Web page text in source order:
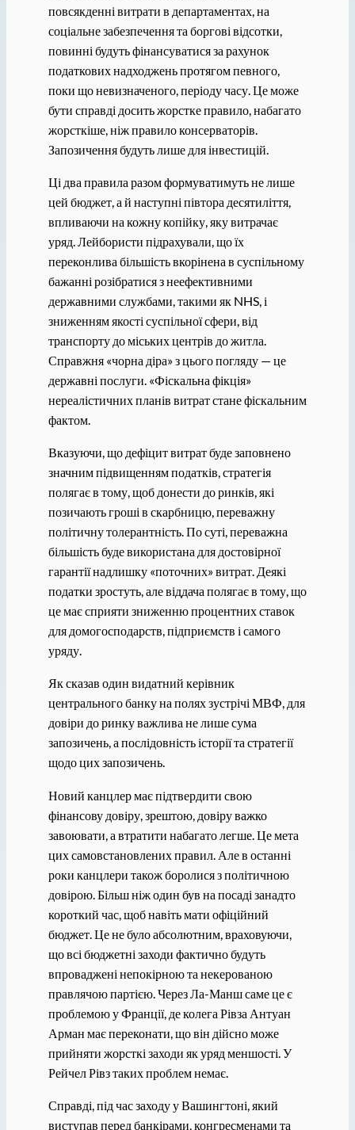
повсякденні витрати в департаментах, на
соціальне забезпечення та боргові відсотки,
повинні будуть фінансуватися за рахунок
податкових надходжень протягом певного,
поки що невизначеного, періоду часу. Це може
бути справді досить жорстке правило, набагато
жорсткіше, ніж правило консерваторів.
Запозичення будуть лише для інвестицій.
Ці два правила разом формуватимуть не лише
цей бюджет, а й наступні півтора десятиліття,
впливаючи на кожну копійку, яку витрачає
уряд. Лейбористи підрахували, що їх
переконлива більшість вкорінена в суспільному
бажанні розібратися з неефективними
державними службами, такими як NHS, і
зниженням якості суспільної сфери, від
транспорту до міських центрів до житла.
Справжня «чорна діра» з цього погляду — це
державні послуги. «Фіскальна фікція»
нереалістичних планів витрат стане фіскальним
фактом.
Вказуючи, що дефіцит витрат буде заповнено
значним підвищенням податків, стратегія
полягає в тому, щоб донести до ринків, які
позичають гроші в скарбницю, переважну
політичну толерантність. По суті, переважна
більшість буде використана для достовірної
гарантії надлишку «поточних» витрат. Деякі
податки зростуть, але віддача полягає в тому, що
це має сприяти зниженню процентних ставок
для домогосподарств, підприємств і самого
уряду.
Як сказав один видатний керівник
центрального банку на полях зустрічі МВФ, для
довіри до ринку важлива не лише сума
запозичень, а послідовність історії та стратегії
щодо цих запозичень.
Новий канцлер має підтвердити свою
фінансову довіру, зрештою, довіру важко
завоювати, а втратити набагато легше. Це мета
цих самовстановлених правил. Але в останні
роки канцлери також боролися з політичною
довірою. Більш ніж один був на посаді занадто
короткий час, щоб навіть мати офіційний
бюджет. Це не було абсолютним, враховуючи,
що всі бюджетні заходи фактично будуть
впроваджені непокірною та некерованою
правлячою партією. Через Ла-Манш саме це є
проблемою у Франції, де колега Рівза Антуан
Арман має переконати, що він дійсно може
прийняти жорсткі заходи як уряд меншості. У
Рейчел Рівз таких проблем немає.
Справді, під час заходу у Вашингтоні, який
виступав перед банкірами, конгресменами та